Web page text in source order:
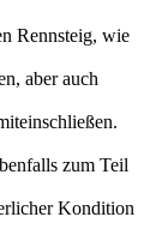
Rennsteig, wie
aber auch
zum Teil
Kondition